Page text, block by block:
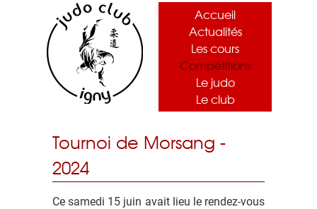
Accueil
Actualités
Les cours
Compétitions
Le judo
Le club
Tournoi de Morsang -
2024
Ce samedi 15 juin avait lieu le rendez-vous